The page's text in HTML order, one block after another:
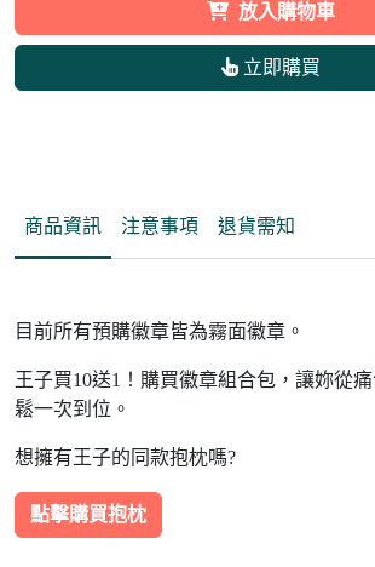
放入購物車
立即購買
商品資訊 注意事項 退貨需知
目前所有預購徽章皆為霧面徽章。
王子買10送1！購買徽章組合包，讓妳從
鬆一次到位。
想擁有王子的同款抱枕嗎?
點擊購買抱枕